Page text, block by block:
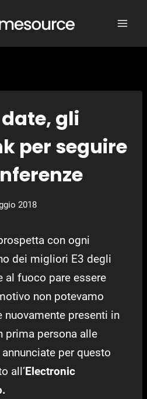
date, gli
per seguire
2018
con ogni
dei migliori E3 degli
al fuoco pare essere
non potevamo
nuovamente presenti in
prima persona alle
per questo
all’Electronic